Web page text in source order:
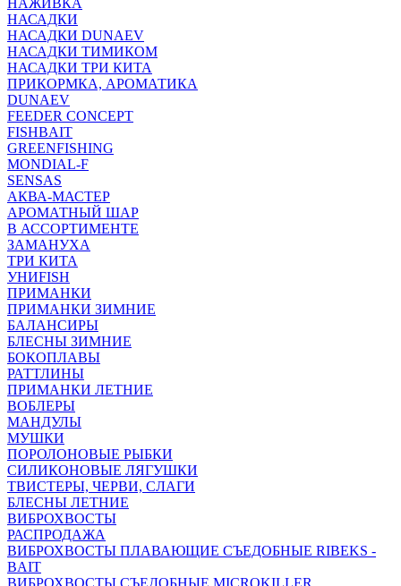
НАЖИВКА
НАСАДКИ
НАСАДКИ DUNAEV
НАСАДКИ ТИМИКОМ
НАСАДКИ ТРИ КИТА
ПРИКОРМКА, АРОМАТИКА
DUNAEV
FEEDER CONCEPT
FISHBAIT
GREENFISHING
MONDIAL-F
SENSAS
АКВА-МАСТЕР
АРОМАТНЫЙ ШАР
В АССОРТИМЕНТЕ
ЗАМАНУХА
ТРИ КИТА
УНИFISH
ПРИМАНКИ
ПРИМАНКИ ЗИМНИЕ
БАЛАНСИРЫ
БЛЕСНЫ ЗИМНИЕ
БОКОПЛАВЫ
РАТТЛИНЫ
ПРИМАНКИ ЛЕТНИЕ
ВОБЛЕРЫ
МАНДУЛЫ
МУШКИ
ПОРОЛОНОВЫЕ РЫБКИ
СИЛИКОНОВЫЕ ЛЯГУШКИ
ТВИСТЕРЫ, ЧЕРВИ, СЛАГИ
БЛЕСНЫ ЛЕТНИЕ
ВИБРОХВОСТЫ
РАСПРОДАЖА
ВИБРОХВОСТЫ ПЛАВАЮЩИЕ СЪЕДОБНЫЕ RIBEKS -
BAIT
ВИБРОХВОСТЫ СЪЕДОБНЫЕ MICROKILLER